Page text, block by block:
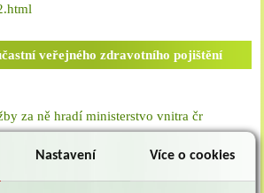
veřejného zdravotního pojištění
za ně hradí ministerstvo vnitra čr
pojištění
Nastavení Více o cookies